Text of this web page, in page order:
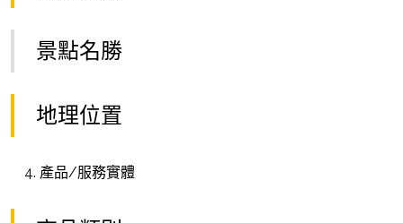
景點名勝
地理位置
產品/服務實體